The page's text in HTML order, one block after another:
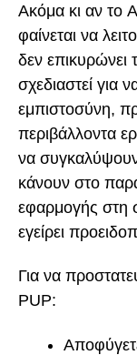
Ακόμα κι αν το
φαίνεται να
δεν επικυρώνει
σχεδιαστεί για
εμπιστοσύνη,
περιβάλλοντα
να
κάνουν στο
εφαρμογής στη
εγείρει
Για να
PUP: